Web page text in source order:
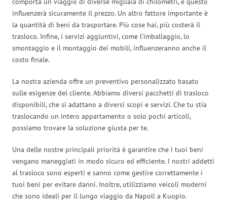
influenzerà sicuramente il prezzo. Un altro fattore importante è
la quantità di beni da trasportare. Più cose hai, più costerà il
trasloco. Infine, i servizi aggiuntivi, come l’imballaggio, lo
smontaggio e il montaggio dei mobili, influenzeranno anche il
costo finale.
La nostra azienda offre un preventivo personalizzato basato
sulle esigenze del cliente. Abbiamo diversi pacchetti di trasloco
disponibili, che si adattano a diversi scopi e servizi. Che tu stia
traslocando un intero appartamento o solo pochi articoli,
possiamo trovare la soluzione giusta per te.
Una delle nostre principali priorità è garantire che i tuoi beni
vengano maneggiati in modo sicuro ed efficiente. I nostri addetti
al trasloco sono esperti e sanno come gestire correttamente i
tuoi beni per evitare danni. Inoltre, utilizziamo veicoli moderni
che sono ideali per il lungo viaggio da Napoli a Kuopio.